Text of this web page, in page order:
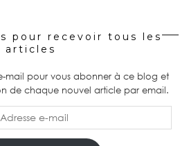
pour recevoir tous les
articles
e-mail pour vous abonner à ce blog et
de chaque nouvel article par email.